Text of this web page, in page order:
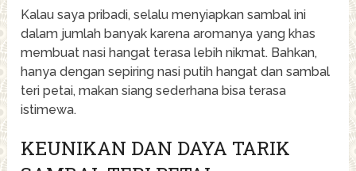
Kalau saya pribadi, selalu menyiapkan sambal ini
dalam jumlah banyak karena aromanya yang khas
membuat nasi hangat terasa lebih nikmat. Bahkan,
hanya dengan sepiring nasi putih hangat dan sambal
teri petai, makan siang sederhana bisa terasa
istimewa.
KEUNIKAN DAN DAYA TARIK